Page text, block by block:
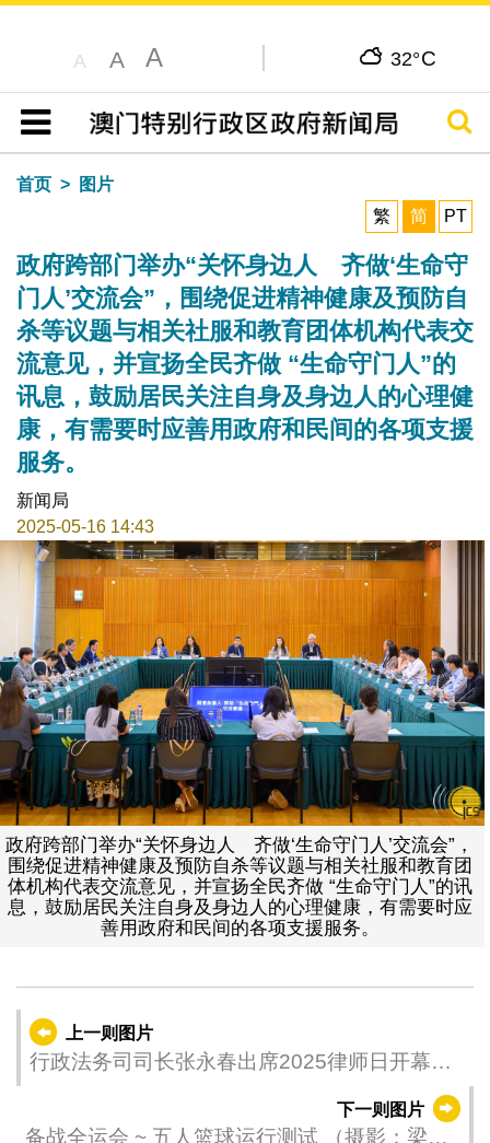
A A A 32°C
目录
搜寻
首页
图片
繁
简 PT
政府跨部门举办“关怀身边人 齐做‘生命守
门人’交流会”，围绕促进精神健康及预防自
杀等议题与相关社服和教育团体机构代表交
流意见，并宣扬全民齐做 “生命守门人”的
讯息，鼓励居民关注自身及身边人的心理健
康，有需要时应善用政府和民间的各项支援
服务。
新闻局
2025-05-16 14:43
政府跨部门举办“关怀身边人 齐做‘生命守门人’交流会”，
围绕促进精神健康及预防自杀等议题与相关社服和教育团
体机构代表交流意见，并宣扬全民齐做 “生命守门人”的讯
息，鼓励居民关注自身及身边人的心理健康，有需要时应
善用政府和民间的各项支援服务。
上一则图片
行政法务司司长张永春出席2025律师日开幕仪
下一则图片
备战全运会 ~ 五人篮球运行测试 （摄影：梁卓